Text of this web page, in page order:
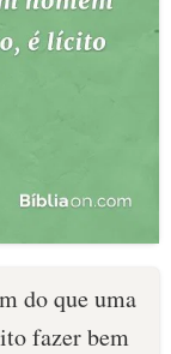
do que uma
fazer bem